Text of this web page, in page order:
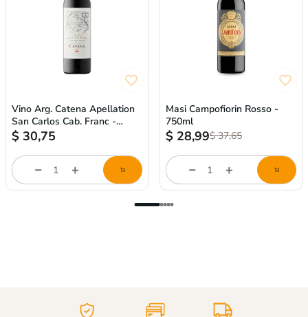
Vino Arg. Catena Apellation
San Carlos Cab. Franc -
750ml
$ 30,75
store/product-
list.quantityStepper.label
Masi Campofiorin Rosso -
750ml
$37,65
$ 28,99
store/product-